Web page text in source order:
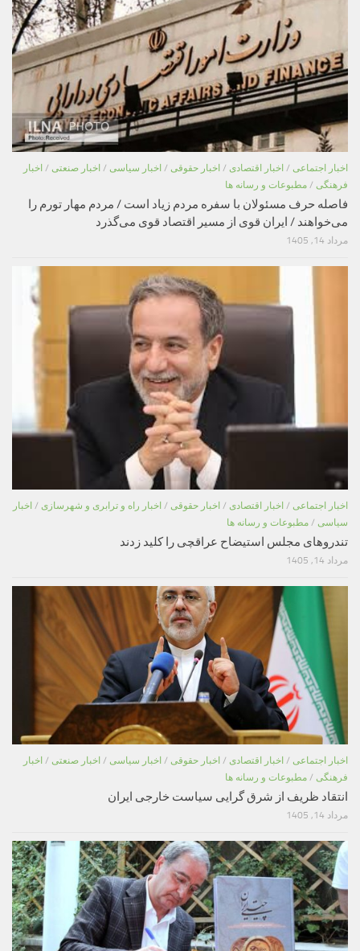
اخبار اجتماعی / اخبار اقتصادی / اخبار حقوقی / اخبار سیاسی / اخبار صنعتی / اخبار
فرهنگی / مطبوعات و رسانه ها
فاصله حرف مسئولان با سفره مردم زیاد است / مردم مهار تورم را
می‌خواهند / ایران قوی از مسیر اقتصاد قوی می‌گذرد
مرداد 14, 1405
اخبار اجتماعی / اخبار اقتصادی / اخبار حقوقی / اخبار راه و ترابری و شهرسازی / اخبار
سیاسی / مطبوعات و رسانه ها
تندروهای مجلس استیضاح عراقچی را کلید زدند
مرداد 14, 1405
اخبار اجتماعی / اخبار اقتصادی / اخبار حقوقی / اخبار سیاسی / اخبار صنعتی / اخبار
فرهنگی / مطبوعات و رسانه ها
انتقاد ظریف از شرق گرایی سیاست خارجی ایران
مرداد 14, 1405